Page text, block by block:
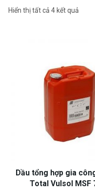
Hiển thị tất cả 4 kết quả
Dầu tổng hợp gia
Total Vulsol MSF